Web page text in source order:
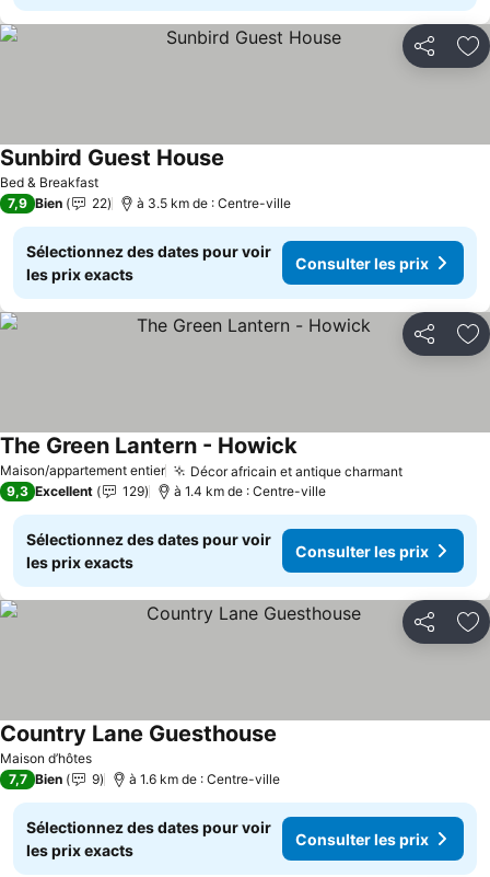
Partager
Bed & Breakfast
Sunbird Guest House
7,9 Bien 22 à 3.5 km de : Centre-ville
Sélectionnez des dates pour voir
les prix exacts
Consulter les prix
Partager
Maison/appartement entier Décor africain et antique charmant
The Green Lantern - Howick
9,3 Excellent 129 à 1.4 km de : Centre-ville
Sélectionnez des dates pour voir
les prix exacts
Consulter les prix
Partager
Maison d’hôtes
Country Lane Guesthouse
7,7 Bien 9 à 1.6 km de : Centre-ville
Sélectionnez des dates pour voir
les prix exacts
Consulter les prix